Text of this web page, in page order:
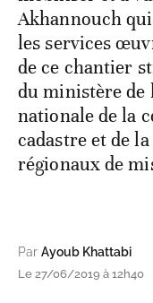
Akhannouch
les services
de ce chantier
du ministère de
nationale de la
cadastre et de
régionaux de
Par Ayoub Khattabi
Le 27/06/2019 à 12h40